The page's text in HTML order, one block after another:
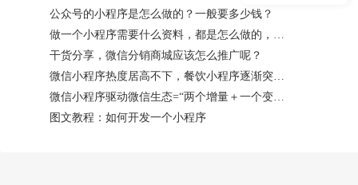
公众号的小程序是怎么做的？一般要多少钱？
做一个小程序需要什么资料，都是怎么做的，一般需要多少钱呢？
干货分享，微信分销商城应该怎么推广呢？
微信小程序热度居高不下，餐饮小程序逐渐突破外卖堡垒
微信小程序驱动微信生态=“两个增量＋一个变化”
图文教程：如何开发一个小程序